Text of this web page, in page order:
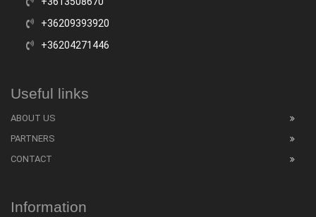
+36209393920
+36204271446
Useful links
ABOUT US
PARTNERS
CONTACT
Information